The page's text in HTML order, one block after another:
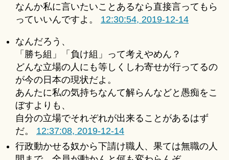
なんか私に言いたいことあるなら直接言ってもら
っていいんですよ。 12:30:54, 2019-12-14
なんだろう、
「勝ち組」「負け組」って考えやめん？
どんな立場の人にも等しくしわ寄せが行ってるの
が今の日本の現状だよ。
あんたに私の気持ちなんて解らんなどと愚痴をこ
ぼすよりも、
自分の立場でそれぞれが出来ることがあるはず
だ。 12:37:08, 2019-12-14
行政動かせる奴から下請け職人、果ては無職の人